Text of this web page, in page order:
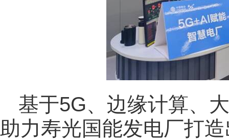
基于5G、边缘计算、
助力寿光国能发电厂打